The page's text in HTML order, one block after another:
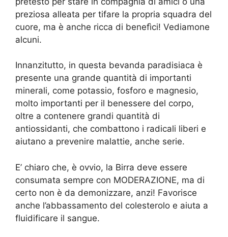
preziosa alleata per tifare la propria squadra del
cuore, ma è anche ricca di benefìci! Vediamone
alcuni.
Innanzitutto, in questa bevanda paradisiaca è
presente una grande quantità di importanti
minerali, come potassio, fosforo e magnesio,
molto importanti per il benessere del corpo,
oltre a contenere grandi quantità di
antiossidanti, che combattono i radicali liberi e
aiutano a prevenire malattie, anche serie.
E’ chiaro che, è ovvio, la Birra deve essere
consumata sempre con MODERAZIONE, ma di
certo non è da demonizzare, anzi! Favorisce
anche l’abbassamento del colesterolo e aiuta a
fluidificare il sangue.